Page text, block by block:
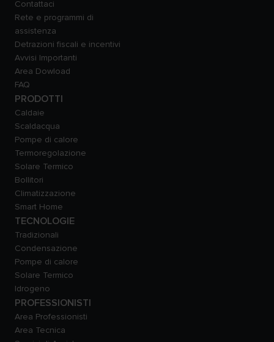
Contattaci
Rete e programmi di
assistenza
Detrazioni fiscali e incentivi
Avvisi Importanti
Area Dowload
FAQ
PRODOTTI
Caldaie
Scaldacqua
Pompe di calore
Termoregolazione
Solare Termico
Bollitori
Climatizzazione
Smart Home
TECNOLOGIE
Tradizionali
Condensazione
Pompe di calore
Solare Termico
Idrogeno
PROFESSIONISTI
Area Professionisti
Area Tecnica